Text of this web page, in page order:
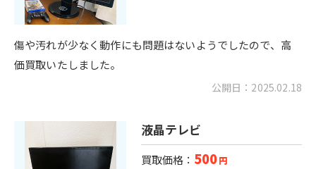
傷や汚れが少なく動作にも問題はないようでしたので、高
価買取いたしました。
公開日：2025.02.18
液晶テレビ
買取価格： 500円